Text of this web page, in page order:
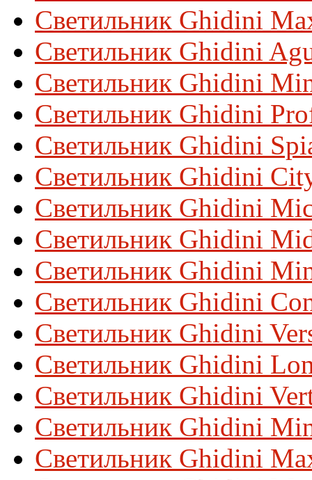
Светильник Ghidini
Светильник Ghidini
Светильник Ghidini
Светильник Ghidini
Светильник Ghidini
Светильник Ghidini
Светильник Ghidini
Светильник Ghidini
Светильник Ghidini
Светильник Ghidini
Светильник Ghidini
Светильник Ghidini
Светильник Ghidini
Светильник Ghidini
Светильник Ghidini